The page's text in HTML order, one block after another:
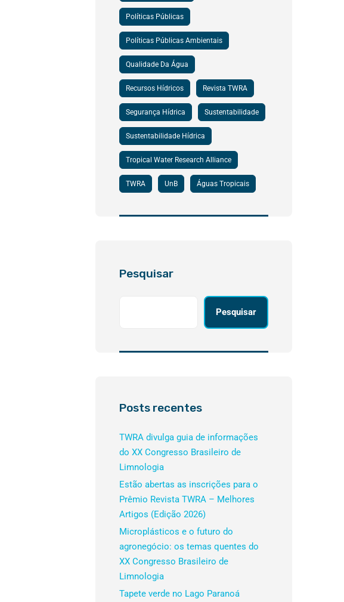
Políticas Públicas
Políticas Públicas Ambientais
Qualidade Da Água
Recursos Hídricos Revista TWRA
Segurança Hídrica Sustentabilidade
Sustentabilidade Hídrica
Tropical Water Research Alliance
TWRA UnB Águas Tropicais
Pesquisar
Pesquisar
Posts recentes
TWRA divulga guia de informações
do XX Congresso Brasileiro de
Limnologia
Estão abertas as inscrições para o
Prêmio Revista TWRA – Melhores
Artigos (Edição 2026)
Microplásticos e o futuro do
agronegócio: os temas quentes do
XX Congresso Brasileiro de
Limnologia
Tapete verde no Lago Paranoá